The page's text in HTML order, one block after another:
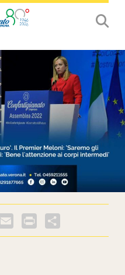
Email PrintFriendly